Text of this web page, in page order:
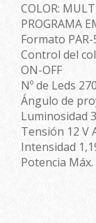
COLOR:
PROGRAMA
Formato PAR-
Control del
ON-OFF
Nº de Leds 270
Ángulo de
Luminosidad
Tensión 12 V
Intensidad
Potencia Máx.